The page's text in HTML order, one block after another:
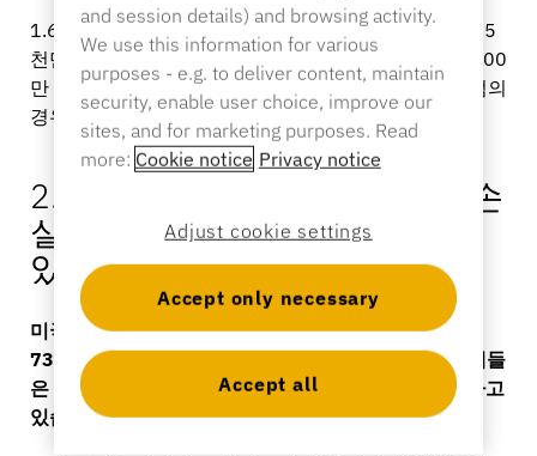
1.6%를 실제 운영 상황으로 환산해 보자면, 연간 매출 5
천만 달러를 올리는 매장은 순이익을 내기 전에 거의 100
만 달러(80만 달러)의 손실을 보게 됩니다. 지역 체인점의
경우, 이 수치는 모든 지점에 걸쳐 누적됩니다.
2. 도난은 여전히 소매점 재고 손
실의 주요 원인(66%)으로 남아
있다
미국에서 발생하는 900억 달러 규모의 재고 손실 중
73%는 예방이 가능합니다. 하지만 대부분의 소매업체들
은 여전히 이를 사업 운영의 불가피한 비용으로 간주하고
있습니다.
and session details) and browsing activity.
We use this information for various
purposes - e.g. to deliver content, maintain
security, enable user choice, improve our
sites, and for marketing purposes. Read
more: Cookie notice Privacy notice
Adjust cookie settings
Accept only necessary
Accept all